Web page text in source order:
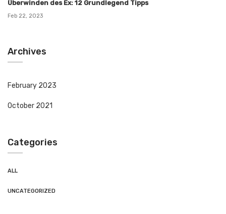
Überwinden des Ex: 12 Grundlegend Tipps
Feb 22, 2023
Archives
February 2023
October 2021
Categories
ALL
UNCATEGORIZED